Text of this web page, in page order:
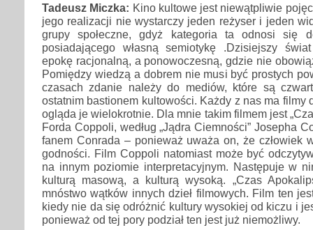
Tadeusz Miczka: Kino kultowe jest niewątpliwie
jego realizacji nie wystarczy jeden reżyser i jeden
grupy społeczne, gdyż kategoria ta odnosi się
posiadającego własną semiotykę .Dzisiejszy
epokę racjonalną, a ponowoczesną, gdzie nie
Pomiędzy wiedzą a dobrem nie musi być prostych
czasach zdanie należy do mediów, które są
ostatnim bastionem kultowości. Każdy z nas ma filmy
ogląda je wielokrotnie. Dla mnie takim filmem jest
Forda Coppoli, według „Jądra Ciemności” Josepha
fanem Conrada – ponieważ uważa on, że człowiek
godności. Film Coppoli natomiast może być
na innym poziomie interpretacyjnym. Następuje w
kulturą masową, a kulturą wysoką. „Czas
mnóstwo wątków innych dzieł filmowych. Film ten
kiedy nie da się odróżnić kultury wysokiej od kiczu i
ponieważ od tej pory podział ten jest już niemożliwy.